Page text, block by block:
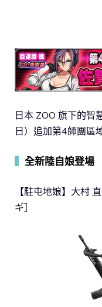
日本 ZOO 旗下的智
日）追加第4師團區
全新陸自娘登場
【駐屯地娘】大村
ギ］